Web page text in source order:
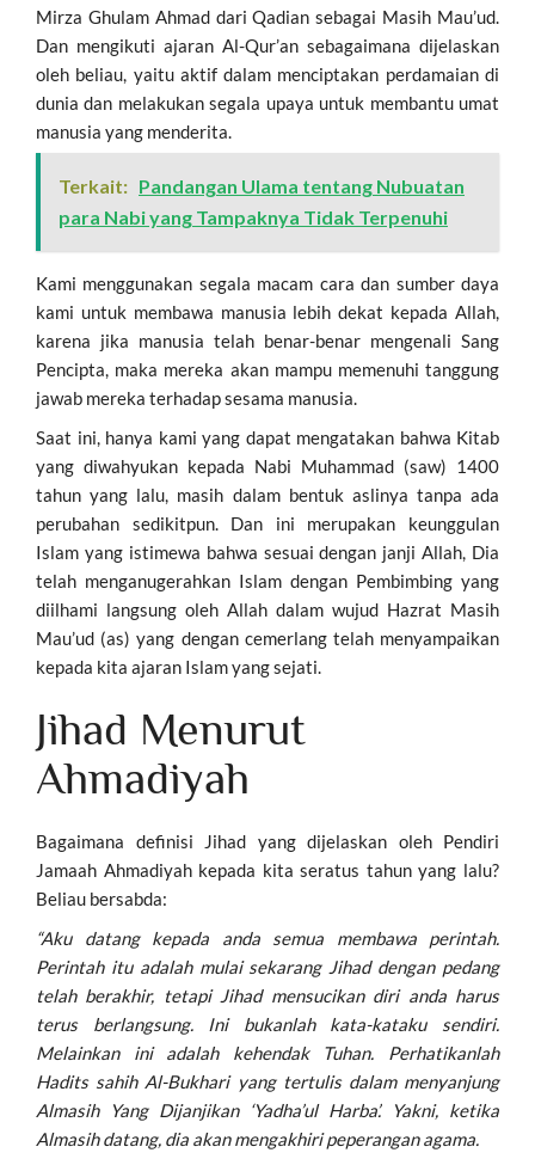
Mirza Ghulam Ahmad dari Qadian sebagai Masih Mau’ud.
Dan mengikuti ajaran Al-Qur’an sebagaimana dijelaskan
oleh beliau, yaitu aktif dalam menciptakan perdamaian di
dunia dan melakukan segala upaya untuk membantu umat
manusia yang menderita.
Terkait: Pandangan Ulama tentang Nubuatan
para Nabi yang Tampaknya Tidak Terpenuhi
Kami menggunakan segala macam cara dan sumber daya
kami untuk membawa manusia lebih dekat kepada Allah,
karena jika manusia telah benar-benar mengenali Sang
Pencipta, maka mereka akan mampu memenuhi tanggung
jawab mereka terhadap sesama manusia.
Saat ini, hanya kami yang dapat mengatakan bahwa Kitab
yang diwahyukan kepada Nabi Muhammad (saw) 1400
tahun yang lalu, masih dalam bentuk aslinya tanpa ada
perubahan sedikitpun. Dan ini merupakan keunggulan
Islam yang istimewa bahwa sesuai dengan janji Allah, Dia
telah menganugerahkan Islam dengan Pembimbing yang
diilhami langsung oleh Allah dalam wujud Hazrat Masih
Mau’ud (as) yang dengan cemerlang telah menyampaikan
kepada kita ajaran Islam yang sejati.
Jihad Menurut
Ahmadiyah
Bagaimana definisi Jihad yang dijelaskan oleh Pendiri
Jamaah Ahmadiyah kepada kita seratus tahun yang lalu?
Beliau bersabda:
“Aku datang kepada anda semua membawa perintah.
Perintah itu adalah mulai sekarang Jihad dengan pedang
telah berakhir, tetapi Jihad mensucikan diri anda harus
terus berlangsung. Ini bukanlah kata-kataku sendiri.
Melainkan ini adalah kehendak Tuhan. Perhatikanlah
Hadits sahih Al-Bukhari yang tertulis dalam menyanjung
Almasih Yang Dijanjikan ‘Yadha’ul Harba’. Yakni, ketika
Almasih datang, dia akan mengakhiri peperangan agama.